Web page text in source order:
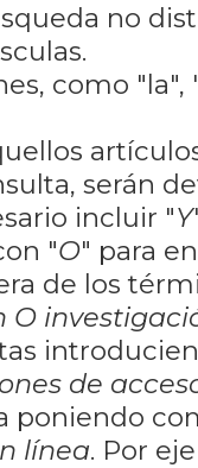
no
como "la",
serán
incluir "Y
"O" para
de los
O
de
poniendo
línea. Por